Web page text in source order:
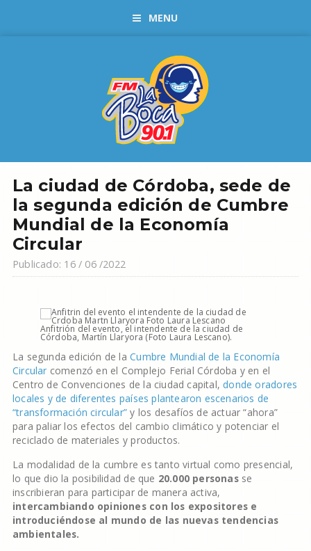
MENU
La ciudad de Córdoba, sede de
la segunda edición de Cumbre
Mundial de la Economía
Circular
Publicado: 16 / 06 /2022
Anfitrión del evento, el intendente de la ciudad de
Córdoba, Martín Llaryora (Foto Laura Lescano).
La segunda edición de laCumbre Mundial de la Economía
Circular comenzó en el Complejo Ferial Córdoba y en el
Centro de Convenciones de la ciudad capital, donde oradores
locales y de diferentes países plantearon escenarios de
“transformación circular”y los desafíos de actuar “ahora”
para paliar los efectos del cambio climático y potenciar el
reciclado de materiales y productos.
La modalidad de la cumbre es tanto virtual como presencial,
lo que dio la posibilidad de que 20.000 personas se
inscribieran para participar de manera activa,
intercambiando opiniones con los expositores e
introduciéndose al mundo de las nuevas tendencias
ambientales.